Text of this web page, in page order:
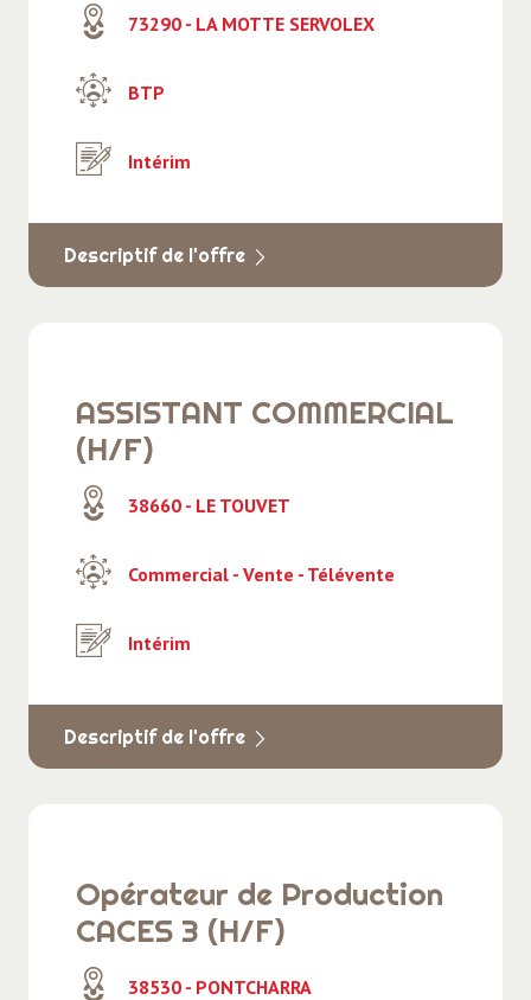
73290 - LA MOTTE SERVOLEX
BTP
Intérim
Descriptif de l'offre
ASSISTANT COMMERCIAL
(H/F)
38660 - LE TOUVET
Commercial - Vente - Télévente
Intérim
Descriptif de l'offre
Opérateur de Production
CACES 3 (H/F)
38530 - PONTCHARRA